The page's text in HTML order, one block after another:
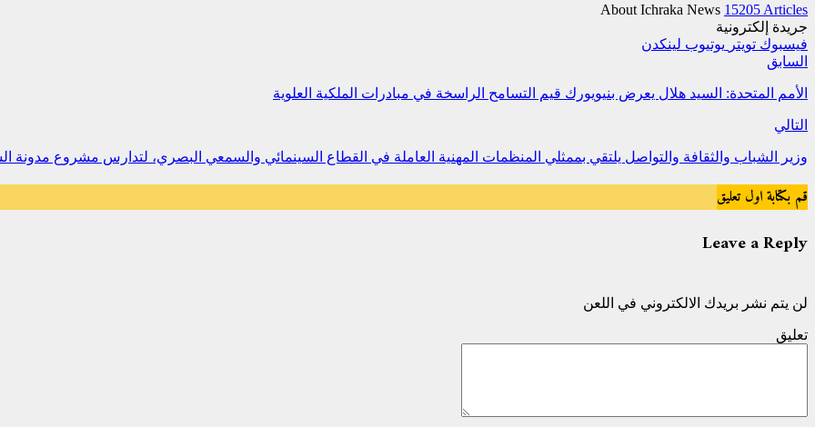
About Ichraka News 15205 Articles
جريدة إلكترونية
فيسبوك تويتر يوتيوب لينكدن
السابق
الأمم المتحدة: السيد هلال يعرض بنيويورك قيم التسامح الراسخة في مبادرات الملكية العلوية
التالي
وزير الشباب والثقافة والتواصل يلتقي بممثلي المنظمات المهنية العاملة في القطاع السينمائي والسمعي البصري، لتدارس مشروع مدونة
قم بكتابة اول تعليق
Leave a Reply
لن يتم نشر بريدك الالكتروني في اللعن
تعليق